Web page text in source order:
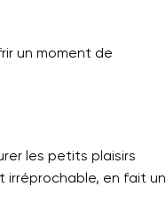
un moment de
les petits plaisirs
irréprochable, en fait un